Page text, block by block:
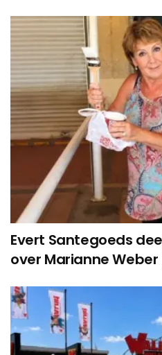
Evert Santegoeds
over Marianne